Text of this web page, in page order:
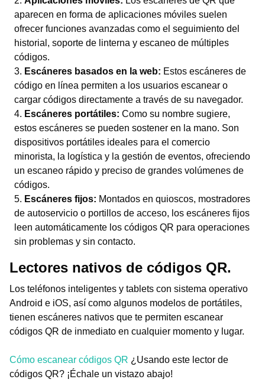
aparecen en forma de aplicaciones móviles suelen
ofrecer funciones avanzadas como el seguimiento del
historial, soporte de linterna y escaneo de múltiples
códigos.
Escáneres basados en la web: Estos escáneres de
código en línea permiten a los usuarios escanear o
cargar códigos directamente a través de su navegador.
Escáneres portátiles: Como su nombre sugiere,
estos escáneres se pueden sostener en la mano. Son
dispositivos portátiles ideales para el comercio
minorista, la logística y la gestión de eventos, ofreciendo
un escaneo rápido y preciso de grandes volúmenes de
códigos.
Escáneres fijos: Montados en quioscos, mostradores
de autoservicio o portillos de acceso, los escáneres fijos
leen automáticamente los códigos QR para operaciones
sin problemas y sin contacto.
Lectores nativos de códigos QR.
Los teléfonos inteligentes y tablets con sistema operativo
Android e iOS, así como algunos modelos de portátiles,
tienen escáneres nativos que te permiten escanear
códigos QR de inmediato en cualquier momento y lugar.
Cómo escanear códigos QR ¿Usando este lector de
códigos QR? ¡Échale un vistazo abajo!